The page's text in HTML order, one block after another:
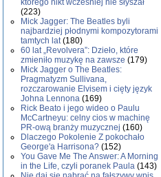
którego nikt wcześniej nie słyszał
(223)
Mick Jagger: The Beatles byli
najbardziej płodnymi kompozytorami
tamtych lat(180)
60 lat „Revolvera”: Dzieło, które
zmieniło muzykę na zawsze (179)
Mick Jagger o The Beatles:
Pragmatyzm Sullivana,
rozczarowanie Elvisem i cięty język
Johna Lennona (169)
Rick Beato i jego wideo o Paulu
McCartneyu: celny cios w machinę
PR-ową branży muzycznej (160)
Dlaczego Pokolenie Z pokochało
George'a Harrisona? (152)
You Gave Me The Answer: A Morning
in the Life, czyli poranek Paula (143)